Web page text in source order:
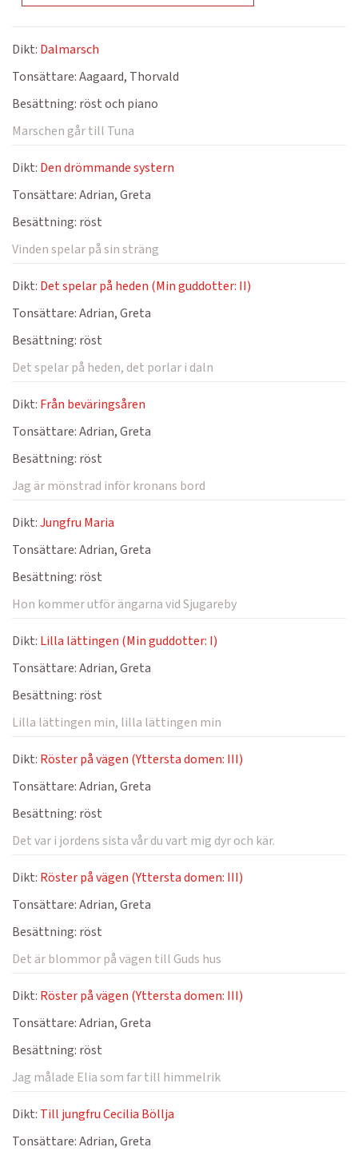
Dikt: Dalmarsch
Tonsättare:Aagaard, Thorvald
Besättning: röst och piano
Marschen går till Tuna
Dikt: Den drömmande systern
Tonsättare:Adrian, Greta
Besättning: röst
Vinden spelar på sin sträng
Dikt: Det spelar på heden (Min guddotter: II)
Tonsättare:Adrian, Greta
Besättning: röst
Det spelar på heden, det porlar i daln
Dikt: Från beväringsåren
Tonsättare:Adrian, Greta
Besättning: röst
Jag är mönstrad inför kronans bord
Dikt:Jungfru Maria
Tonsättare:Adrian, Greta
Besättning: röst
Hon kommer utför ängarna vid Sjugareby
Dikt: Lilla lättingen (Min guddotter: I)
Tonsättare:Adrian, Greta
Besättning: röst
Lilla lättingen min, lilla lättingen min
Dikt: Röster på vägen (Yttersta domen: III)
Tonsättare:Adrian, Greta
Besättning: röst
Det var i jordens sista vår du vart mig dyr och kär.
Dikt: Röster på vägen (Yttersta domen: III)
Tonsättare:Adrian, Greta
Besättning: röst
Det är blommor på vägen till Guds hus
Dikt: Röster på vägen (Yttersta domen: III)
Tonsättare:Adrian, Greta
Besättning: röst
Jag målade Elia som far till himmelrik
Dikt: Till jungfru Cecilia Böllja
Tonsättare:Adrian, Greta